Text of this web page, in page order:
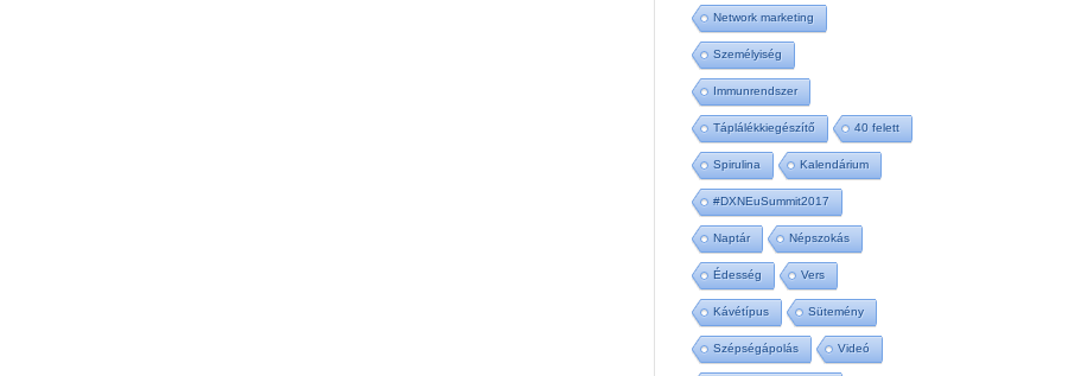
Network marketing
Személyiség
Immunrendszer
Táplálékkiegészítő 40 felett
Spirulina Kalendárium
#DXNEuSummit2017
Naptár Népszokás
Édesség Vers
Kávétípus Sütemény
Szépségápolás Videó